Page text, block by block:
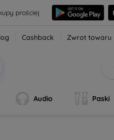
prościej
Cashback Zwrot towaru
Audio Paski